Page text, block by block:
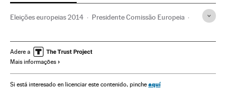
Eleições europeias 2014 Presidente Comissão Europeia
Eleições europeias Parlamento Europeu
Comissão Europeia
Eleições Organizações internacionais Europa
Adere a
Mais informações
Si está interesado en licenciar este contenido, pinche aquí